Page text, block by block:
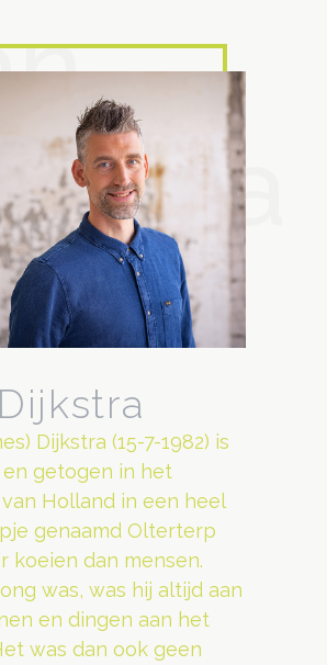
Dijkstra (15-7-1982) is
getogen in het
Holland in een heel
genaamd Olterterp
koeien dan mensen.
was, was hij altijd aan
en dingen aan het
was dan ook geen